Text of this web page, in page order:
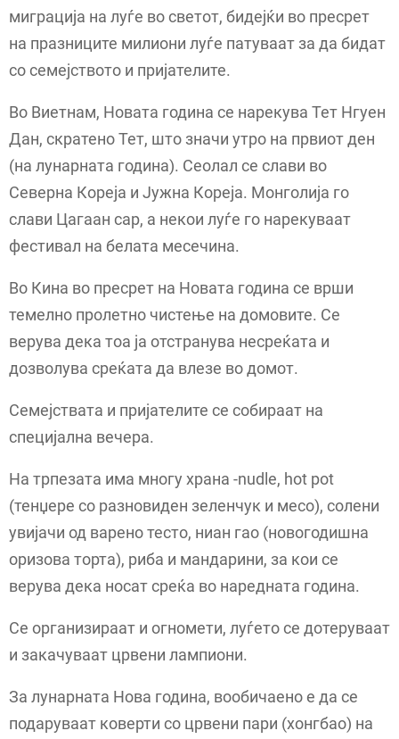
миграција на луѓе во светот, бидејќи во пресрет
на празниците милиони луѓе патуваат за да бидат
со семејството и пријателите.
Во Виетнам, Новата година се нарекува Тет Нгуен
Дан, скратено Тет, што значи утро на првиот ден
(на лунарната година). Сеолал се слави во
Северна Кореја и Јужна Кореја. Монголија го
слави Цагаан сар, а некои луѓе го нарекуваат
фестивал на белата месечина.
Во Кина во пресрет на Новата година се врши
темелно пролетно чистење на домовите. Се
верува дека тоа ја отстранува несреќата и
дозволува среќата да влезе во домот.
Семејствата и пријателите се собираат на
специјална вечера.
На трпезата има многу храна -nudle, hot pot
(тенџере со разновиден зеленчук и месо), солени
увијачи од варено тесто, ниан гао (новогодишна
оризова торта), риба и мандарини, за кои се
верува дека носат среќа во наредната година.
Се организираат и огномети, луѓето се дотеруваат
и закачуваат црвени лампиони.
За лунарната Нова година, вообичаено е да се
подаруваат коверти со црвени пари (хонгбао) на